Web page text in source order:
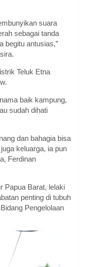
suara
sebagai tanda
begitu antusias,”
Teluk Etna
baik kampung,
sudah dihati
dan bahagia bisa
keluarga, ia pun
Ferdinan
Papua Barat, lelaki
penting di tubuh
Pengelolaan